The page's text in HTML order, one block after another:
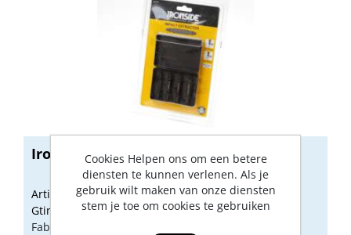
Ironside schroefuitdraaierset
Artikelnummer: 1883021
Gtin: 3394662011786
Fabrikant artikel nummer: 201178
Cookies Helpen ons om een betere
diensten te kunnen verlenen. Als je
gebruik wilt maken van onze diensten
stem je toe om cookies te gebruiken